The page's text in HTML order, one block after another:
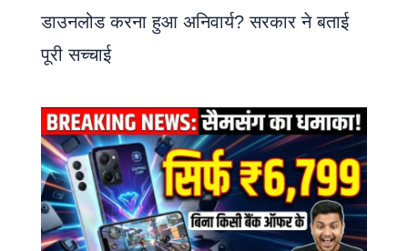
डाउनलोड करना हुआ अनिवार्य? सरकार ने बताई
पूरी सच्चाई